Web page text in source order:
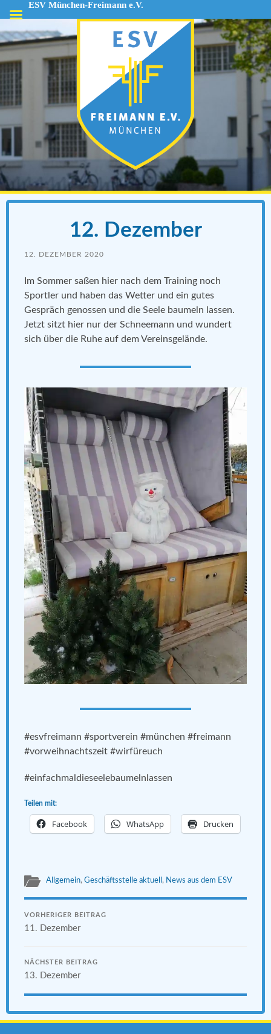
ESV
München-
Freimann
e.V.
12. Dezember
12. DEZEMBER 2020
Im Sommer saßen hier nach dem Training noch
Sportler und haben das Wetter und ein gutes
Gespräch genossen und die Seele baumeln lassen.
Jetzt sitzt hier nur der Schneemann und wundert
sich über die Ruhe auf dem Vereinsgelände.
#esvfreimann #sportverein #münchen #freimann
#vorweihnachtszeit #wirfüreuch
#einfachmaldieseelebaumelnlassen
Teilen mit:
Facebook WhatsApp Drucken
Allgemein, Geschäftsstelle aktuell , News aus dem ESV
VORHERIGER BEITRAG
11. Dezember
NÄCHSTER BEITRAG
13. Dezember
ESV München-Freimann e.V.